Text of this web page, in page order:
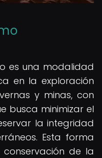
es una modalidad
en la exploración
y minas, con
busca minimizar el
la integridad
Esta forma
de la